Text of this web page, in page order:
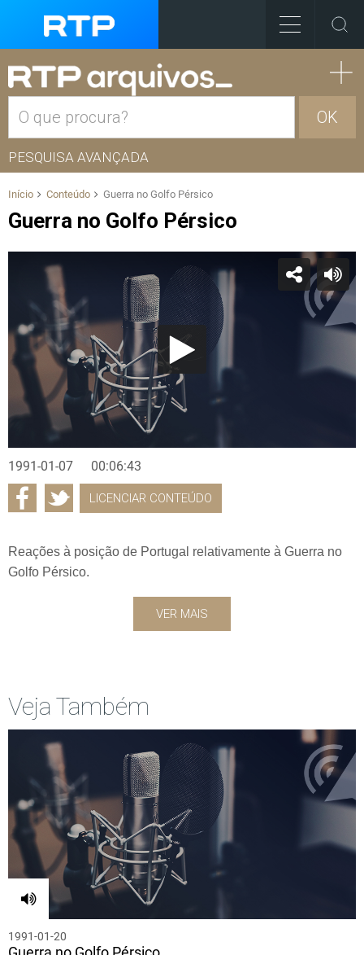
OK
PESQUISA AVANÇADA
Início Conteúdo Guerra no Golfo Pérsico
Guerra no Golfo Pérsico
1991-01-07 00:06:43
LICENCIAR CONTEÚDO
Reações à posição de Portugal relativamente à Guerra no
Golfo Pérsico.
VER MAIS
Veja Também
1991-01-20